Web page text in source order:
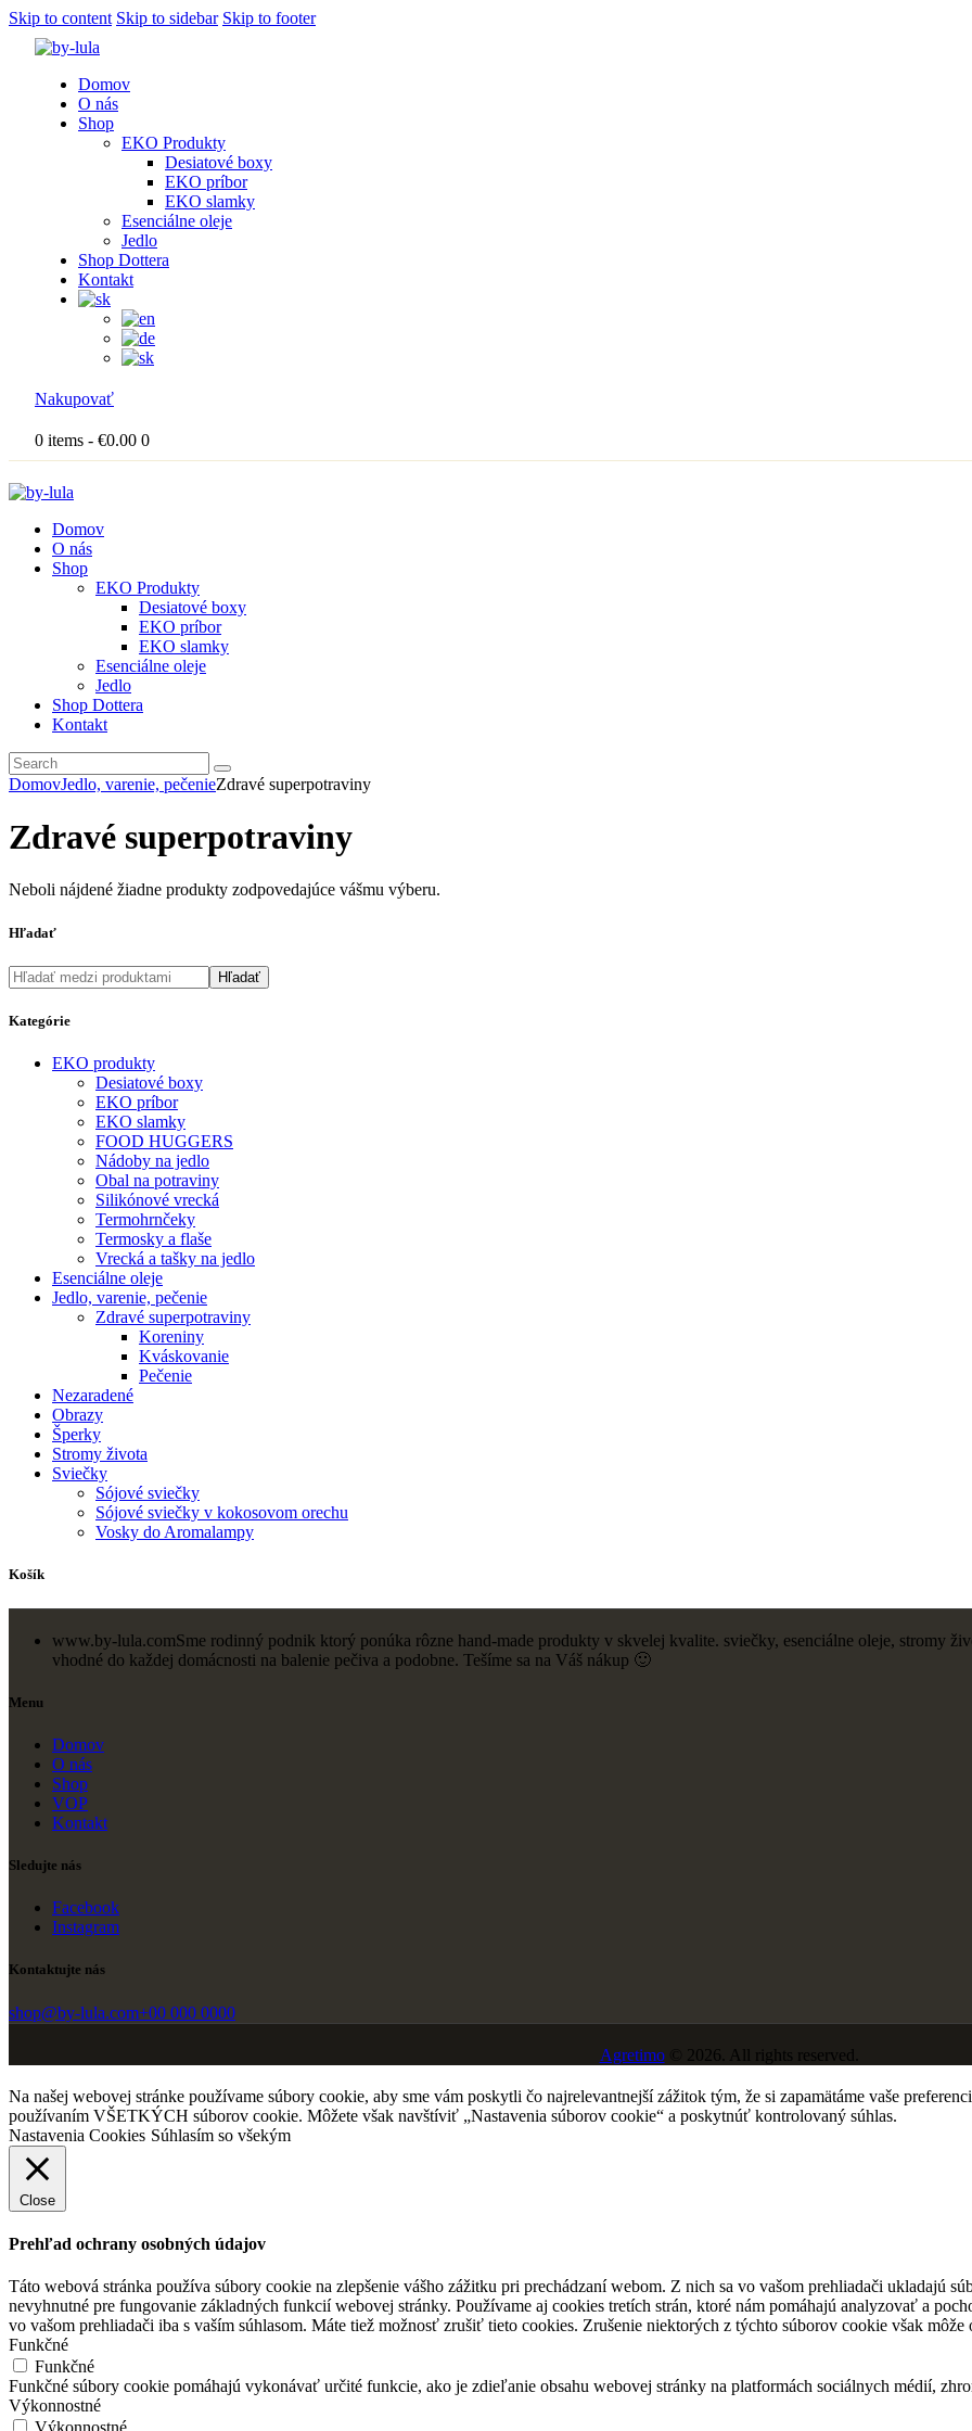
Skip to content Skip to sidebar Skip to footer
Domov
O nás
Shop
EKO Produkty
Desiatové boxy
EKO príbor
EKO slamky
Esenciálne oleje
Jedlo
Shop Dottera
Kontakt
Nakupovať
0 items - €0.00 0
Domov
O nás
Shop
EKO Produkty
Desiatové boxy
EKO príbor
EKO slamky
Esenciálne oleje
Jedlo
Shop Dottera
Kontakt
DomovJedlo, varenie, pečenieZdravé superpotraviny
Zdravé superpotraviny
Neboli nájdené žiadne produkty zodpovedajúce vášmu výberu.
Hľadať
Hľadať
Kategórie
EKO produkty
Desiatové boxy
EKO príbor
EKO slamky
FOOD HUGGERS
Nádoby na jedlo
Obal na potraviny
Silikónové vrecká
Termohrnčeky
Termosky a flaše
Vrecká a tašky na jedlo
Esenciálne oleje
Jedlo, varenie, pečenie
Zdravé superpotraviny
Koreniny
Kváskovanie
Pečenie
Nezaradené
Obrazy
Šperky
Stromy života
Sviečky
Sójové sviečky
Sójové sviečky v kokosovom orechu
Vosky do Aromalampy
Košík
www.by-lula.comSme rodinný podnik ktorý ponúka rôzne hand-made produkty v skvelej kvalite. sviečky, esenciálne oleje, stromy
vhodné do každej domácnosti na balenie pečiva a podobne. Tešíme sa na Váš nákup 🙂
Menu
Domov
O nás
Shop
VOP
Kontakt
Sledujte nás
Facebook
Instagram
Kontaktujte nás
shop@by-lula.com+00 000 0000
Agretimo© 2026. All rights reserved.
Na našej webovej stránke používame súbory cookie, aby sme vám poskytli čo najrelevantnejší zážitok tým, že si zapamätáme vaše
používaním VŠETKÝCH súborov cookie. Môžete však navštíviť „Nastavenia súborov cookie“ a poskytnúť kontrolovaný súhlas.
Nastavenia Cookies Súhlasím so všekým
Close
Prehľad ochrany osobných údajov
Táto webová stránka používa súbory cookie na zlepšenie vášho zážitku pri prechádzaní webom. Z nich sa vo vašom prehliadači ukladajú
nevyhnutné pre fungovanie základných funkcií webovej stránky. Používame aj cookies tretích strán, ktoré nám pomáhajú analyzovať a
vo vašom prehliadači iba s vaším súhlasom. Máte tiež možnosť zrušiť tieto cookies. Zrušenie niektorých z týchto súborov cookie však
Funkčné
Funkčné
Funkčné súbory cookie pomáhajú vykonávať určité funkcie, ako je zdieľanie obsahu webovej stránky na platformách sociálnych médií,
Výkonnostné
Výkonnostné